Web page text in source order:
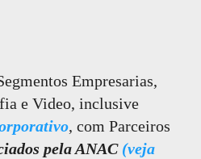
Empresarias,
e Video, inclusive
, com Parceiros
pela ANAC (veja